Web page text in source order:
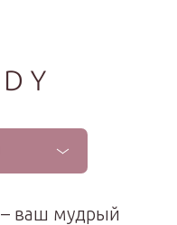
– ваш мудрый